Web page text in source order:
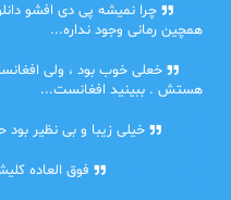
چرا نمیشه پی دی افشو
همچین رمانی وجود نداره...
خعلی خوب بود ، ولی
هستش . ببینید افغانست...
خیلی زیبا و بی نظیر بود
فوق العاده